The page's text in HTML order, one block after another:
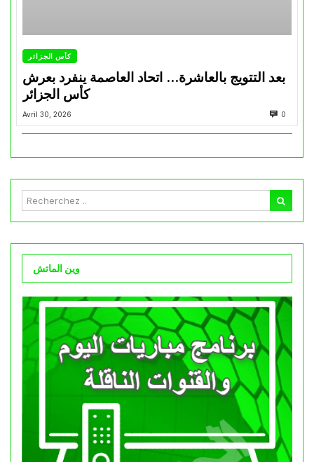
كأس الجزائر
بعد التتويج بالعاشرة… اتحاد العاصمة ينفرد بعرش
كأس الجزائر
Avril 30, 2026 0
وين الماتش